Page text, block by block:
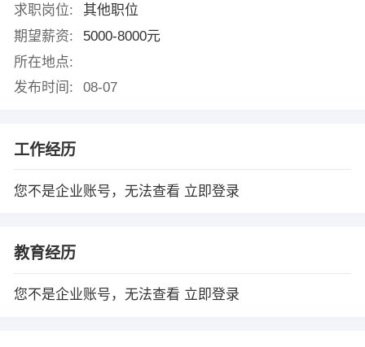
求职岗位:
其他职位
期望薪资:
5000-8000元
所在地点:
发布时间:
08-07
工作经历
您不是企业账号，无法查看 立即登录
教育经历
您不是企业账号，无法查看 立即登录